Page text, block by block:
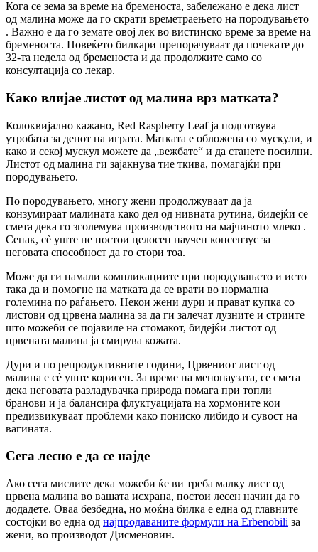
Кога се зема за време на бременоста, забележано е дека лист
од малина може да го скрати времетраењето на породувањето
. Важно е да го земате овој лек во вистинско време за време на
бременоста. Повеќето билкари препорачуваат да почекате до
32-та недела од бременоста и да продолжите само со
консултација со лекар.
Како влијае листот од малина врз матката?
Колоквијално кажано, Red Raspberry Leaf ја подготвува
утробата за денот на играта. Матката е обложена со мускули, и
како и секој мускул можете да „вежбате“ и да станете посилни.
Листот од малина ги зајакнува тие ткива, помагајќи при
породувањето.
По породувањето, многу жени продолжуваат да ја
конзумираат малината како дел од нивната рутина, бидејќи се
смета дека го зголемува производството на мајчиното млеко .
Сепак, сè уште не постои целосен научен консензус за
неговата способност да го стори тоа.
Може да ги намали компликациите при породувањето и исто
така да и помогне на матката да се врати во нормална
големина по раѓањето. Некои жени дури и прават купка со
листови од црвена малина за да ги залечат лузните и стриите
што можеби се појавиле на стомакот, бидејќи листот од
црвената малина ја смирува кожата.
Дури и по репродуктивните години, Црвениот лист од
малина е сè уште корисен. За време на менопаузата, се смета
дека неговата разладувачка природа помага при топли
бранови и ја балансира флуктуацијата на хормоните кои
предизвикуваат проблеми како пониско либидо и сувост на
вагината.
Сега лесно е да се најде
Ако сега мислите дека можеби ќе ви треба малку лист од
црвена малина во вашата исхрана, постои лесен начин да го
додадете. Оваа безбедна, но моќна билка е една од главните
состојки во една од најпродаваните формули на Erbenobili за
жени, во производот Дисменовин.